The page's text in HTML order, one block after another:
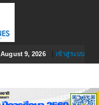
August 9, 2026| เข้าสู่ระบบ